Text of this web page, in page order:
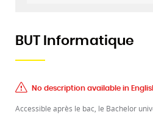
BUT Informatique
No description available in
Accessible après le bac, le Bachelor